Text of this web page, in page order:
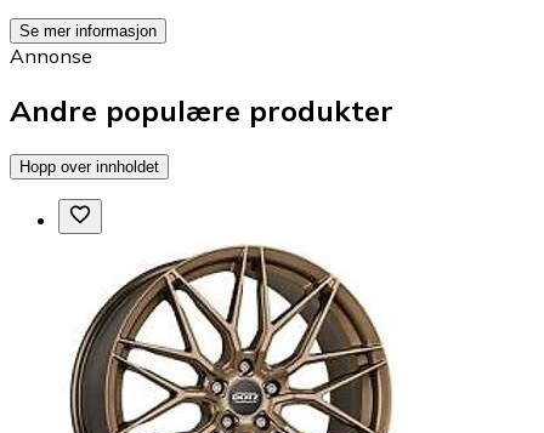
Se mer informasjon
Annonse
Andre populære produkter
Hopp over innholdet